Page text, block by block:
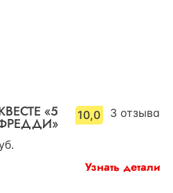
«5
10,0 3 отзыва
Узнать детали